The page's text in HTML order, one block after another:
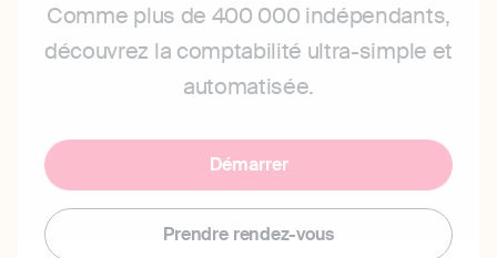
Comme plus de 400 000 indépendants,
découvrez la comptabilité ultra-simple et
automatisée.
Démarrer
Prendre rendez-vous